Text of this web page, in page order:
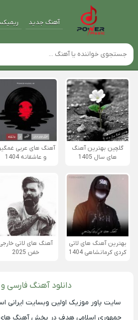
آهنگ جدید
گلچین بهترین آهنگ
های سال 1405
آهنگ های عربی
و عاشقانه 1404
بهترین آهنگ های لاتی
کردی کرمانشاهی 1404
آهنگ های لاتی
خفن 2025
دانلود آهنگ فارسی
سایت پاور موزیک اولین وبسایت ایرانی
جمهوری اسلامی هدف در پخش آهنگ های